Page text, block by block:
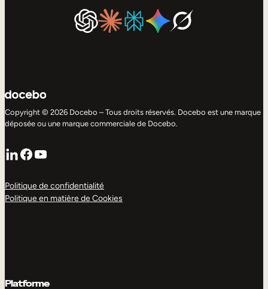
Copyright © 2026 Docebo – Tous droits réservés. Docebo est une marque
déposée ou une marque commerciale de Docebo.
LinkedIn
Facebook
YouTube
Politique de confidentialité
Politique en matière de Cookies
Platforme